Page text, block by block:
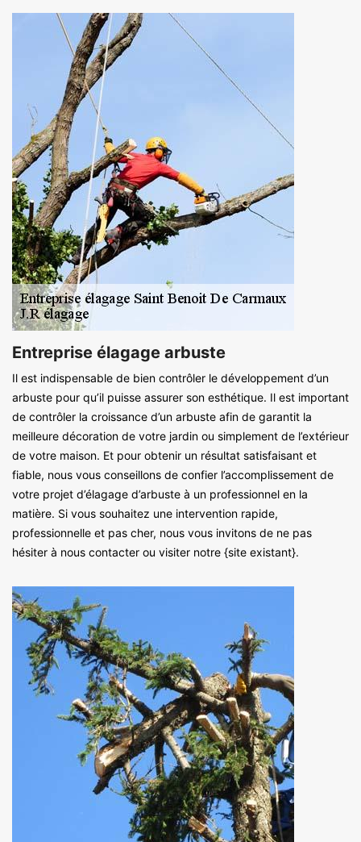
Entreprise élagage arbuste
Il est indispensable de bien contrôler le développement d’un
arbuste pour qu’il puisse assurer son esthétique. Il est important
de contrôler la croissance d’un arbuste afin de garantit la
meilleure décoration de votre jardin ou simplement de l’extérieur
de votre maison. Et pour obtenir un résultat satisfaisant et
fiable, nous vous conseillons de confier l’accomplissement de
votre projet d’élagage d’arbuste à un professionnel en la
matière. Si vous souhaitez une intervention rapide,
professionnelle et pas cher, nous vous invitons de ne pas
hésiter à nous contacter ou visiter notre {site existant}.